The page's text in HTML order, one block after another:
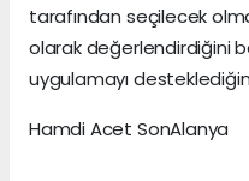
tarafından seçilecek
olarak değerlendirdiğini
uygulamayı
Hamdi Acet SonAlanya